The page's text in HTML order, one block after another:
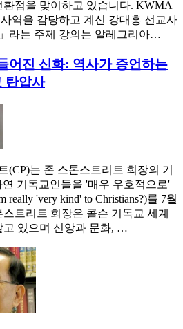
환점을 맞이하고 있습니다. KWMA
역을 감당하고 계신 강대흥 선교사
라는 주제 강의는 알레그리아…
어진 신화: 역사가 증언하는
탄압사
(CP)는 존 스톤스트리트 회장의 기
기독교인들을 '매우 우호적으로'
really 'very kind' to Christians?)를 7월
트리트 회장은 콜슨 기독교 세계
고 있으며 신앙과 문화, …